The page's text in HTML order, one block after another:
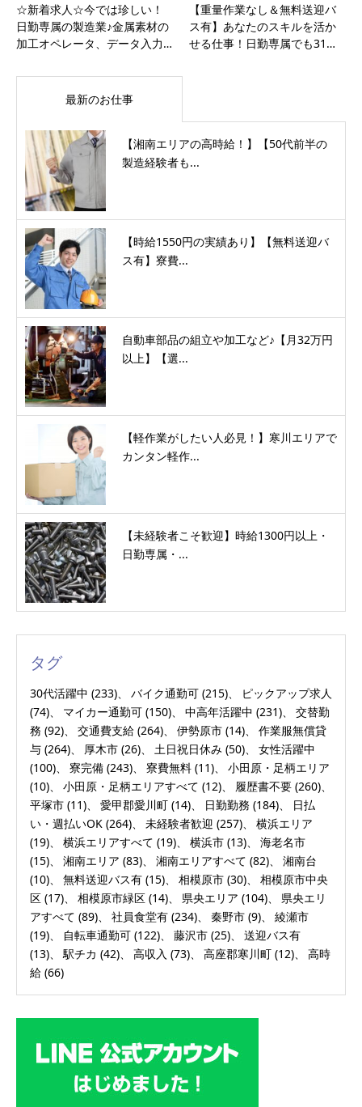
☆新着求人☆今では珍しい！
日勤専属の製造業♪金属素材の
加工オペレータ、データ入力…
【重量作業なし＆無料送迎バ
ス有】あなたのスキルを活か
せる仕事！日勤専属でも31…
最新のお仕事
【湘南エリアの高時給！】【50代前半の
製造経験者も...
【時給1550円の実績あり】【無料送迎バ
ス有】寮費...
自動車部品の組立や加工など♪【月32万円
以上】【選...
【軽作業がしたい人必見！】寒川エリアで
カンタン軽作...
【未経験者こそ歓迎】時給1300円以上・
日勤専属・...
タグ
30代活躍中 (233) バイク通勤可 (215)
ピックアップ求人
(74)
マイカー通勤可 (150) 中高年活躍中 (231)
交替勤
務 (92) 交通費支給 (264) 伊勢原市 (14)
作業服無償貸
与 (264) 厚木市 (26) 土日祝日休み (50)
女性活躍中
(100)
寮完備 (243) 寮費無料 (11)
小田原・足柄エリア
(10)
小田原・足柄エリアすべて (12) 履歴書不要 (260)
平塚市 (11) 愛甲郡愛川町 (14) 日勤勤務 (184)
日払
い・週払いOK (264) 未経験者歓迎 (257)
横浜エリア
(19)
横浜エリアすべて (19) 横浜市 (13)
海老名市
(15)
湘南エリア (83) 湘南エリアすべて (82)
湘南台
(10)
無料送迎バス有 (15) 相模原市 (30)
相模原市中央
区 (17) 相模原市緑区 (14) 県央エリア (104)
県央エリ
アすべて (89) 社員食堂有 (234) 秦野市 (9)
綾瀬市
(19)
自転車通勤可 (122) 藤沢市 (25)
送迎バス有
(13)
駅チカ (42) 高収入 (73) 高座郡寒川町 (12)
高時
給 (66)